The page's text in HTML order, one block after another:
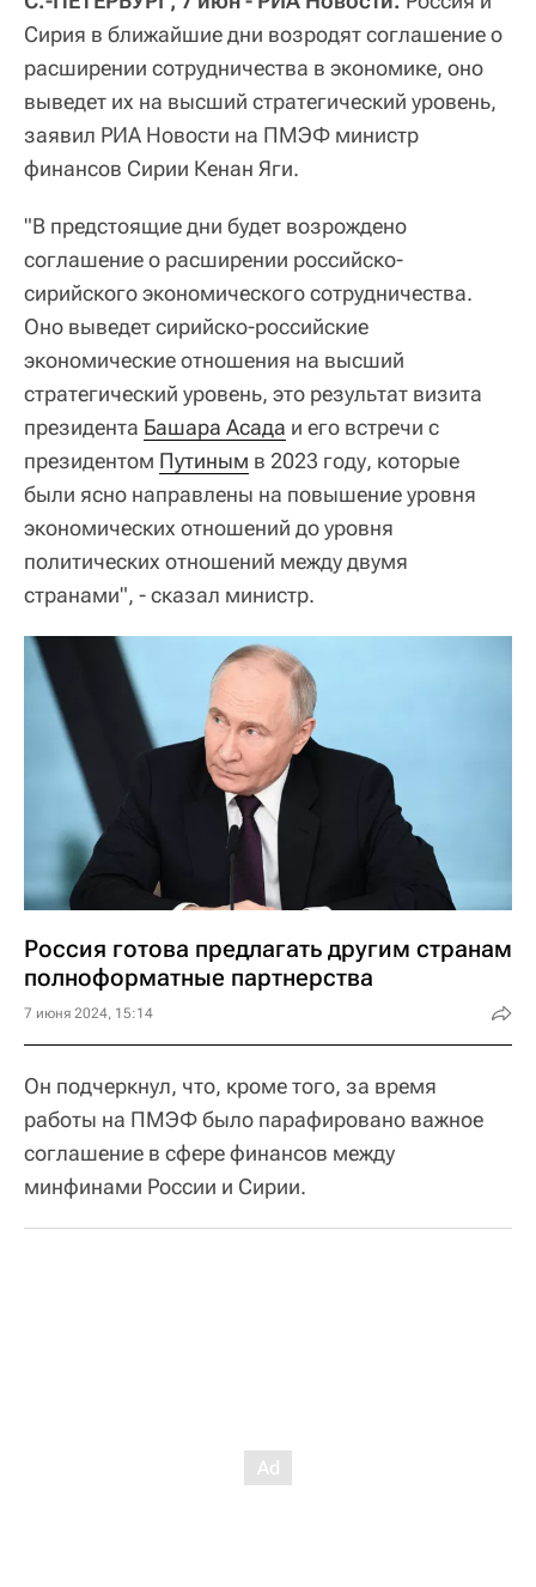
Сирия в ближайшие дни возродят соглашение о
расширении сотрудничества в экономике, оно
выведет их на высший стратегический уровень,
заявил РИА Новости на ПМЭФ министр
финансов Сирии Кенан Яги.
"В предстоящие дни будет возрождено
соглашение о расширении российско-
сирийского экономического сотрудничества.
Оно выведет сирийско-российские
экономические отношения на высший
стратегический уровень, это результат визита
президента Башара Асада и его встречи с
президентом Путиным в 2023 году, которые
были ясно направлены на повышение уровня
экономических отношений до уровня
политических отношений между двумя
странами", - сказал министр.
Россия готова предлагать другим странам
полноформатные партнерства
7 июня 2024, 15:14
Он подчеркнул, что, кроме того, за время
работы на ПМЭФ было парафировано важное
соглашение в сфере финансов между
минфинами России и Сирии.